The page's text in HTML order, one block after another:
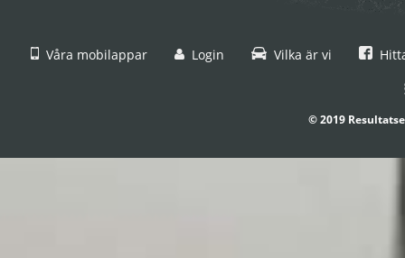
Våra mobilappar Login Vilka är vi
© 2019